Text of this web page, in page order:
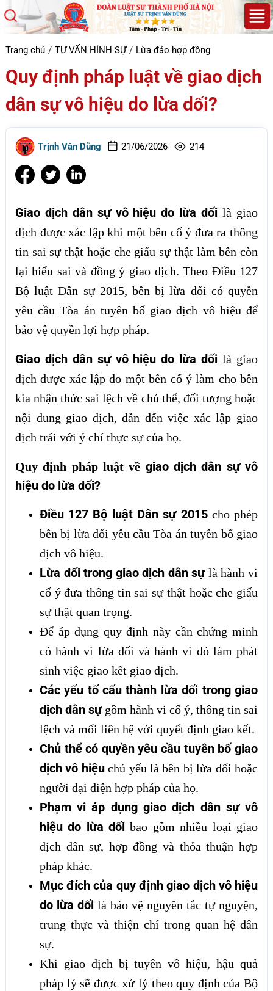
Trang chủ TƯ VẤN HÌNH SỰ Lừa đảo hợp đồng
Quy định pháp luật về giao dịch
dân sự vô hiệu do lừa dối?
Trịnh Văn Dũng 21/06/2026 214
Giao dịch dân sự vô hiệu do lừa dối là giao
dịch được xác lập khi một bên cố ý đưa ra thông
tin sai sự thật hoặc che giấu sự thật làm bên còn
lại hiểu sai và đồng ý giao dịch. Theo Điều 127
Bộ luật Dân sự 2015, bên bị lừa dối có quyền
yêu cầu Tòa án tuyên bố giao dịch vô hiệu để
bảo vệ quyền lợi hợp pháp.
Giao dịch dân sự vô hiệu do lừa dối là giao
dịch được xác lập do một bên cố ý làm cho bên
kia nhận thức sai lệch về chủ thể, đối tượng hoặc
nội dung giao dịch, dẫn đến việc xác lập giao
dịch trái với ý chí thực sự của họ.
Quy định pháp luật về giao dịch dân sự vô
hiệu do lừa dối?
Điều 127 Bộ luật Dân sự 2015cho phép
bên bị lừa dối yêu cầu Tòa án tuyên bố giao
dịch vô hiệu.
Lừa dối trong giao dịch dân sựlà hành vi
cố ý đưa thông tin sai sự thật hoặc che giấu
sự thật quan trọng.
Để áp dụng quy định này cần chứng minh
có hành vi lừa dối và hành vi đó làm phát
sinh việc giao kết giao dịch.
Các yếu tố cấu thành lừa dối trong giao
dịch dân sựgồm hành vi cố ý, thông tin sai
lệch và mối liên hệ với quyết định giao kết.
Chủ thể có quyền yêu cầu tuyên bố giao
dịch vô hiệuchủ yếu là bên bị lừa dối hoặc
người đại diện hợp pháp của họ.
Phạm vi áp dụng giao dịch dân sự vô
hiệu do lừa dối bao gồm nhiều loại giao
dịch dân sự, hợp đồng và thỏa thuận hợp
pháp khác.
Mục đích của quy định giao dịch vô hiệu
do lừa dốilà bảo vệ nguyên tắc tự nguyện,
trung thực và thiện chí trong quan hệ dân
sự.
Khi giao dịch bị tuyên vô hiệu, hậu quả
pháp lý sẽ được xử lý theo quy định của Bộ